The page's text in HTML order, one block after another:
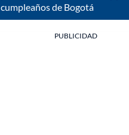
cumpleaños de Bogotá
PUBLICIDAD